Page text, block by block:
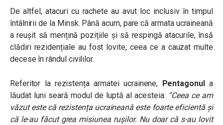
De altfel, atacuri cu rachete au avut loc inclusiv în timpul
întâlnirii de la Minsk. Până acum, pare că armata ucraineană
a reușit să mențină pozițiile și să respingă atacurile, însă
clădiri rezidențiale au fost lovite, ceea ce a cauzat multe
decese în rândul civililor.
Referitor la rezistența armatei ucrainene, Pentagonul
a
lăudat luni seară modul de luptă al acesteia: “Ceea ce am
văzut este că rezistența ucraineană este foarte eficientă și
că le-au făcut grea misiunea rușilor. Nu doar că s-au lovit